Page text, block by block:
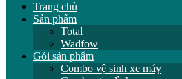
Trang chủ
Sản phẩm
Total
Wadfow
Gói sản phẩm
Combo vệ sinh xe máy